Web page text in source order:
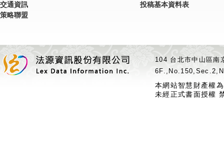
交通資訊
策略聯盟
投稿基本資料表
104 台北市中山區
本網站智慧財產權
未經正式書面授權